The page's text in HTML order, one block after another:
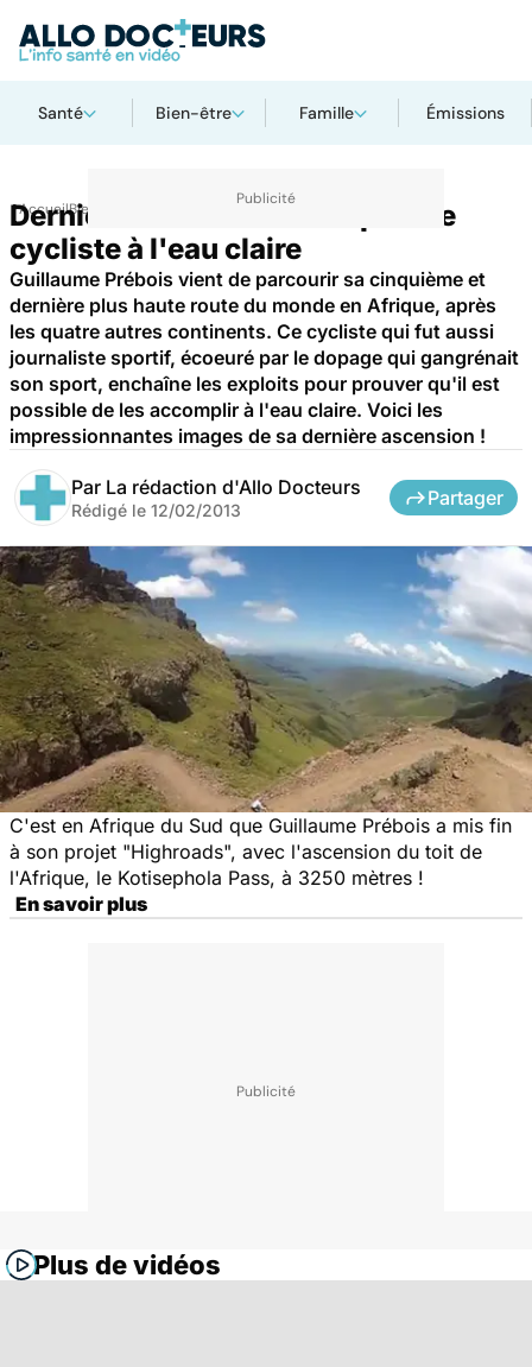
Santé Bien-être Famille Émissions
AccueilBien-être
Dernière très haute route pour le
cycliste à l'eau claire
Guillaume Prébois vient de parcourir sa cinquième et
dernière plus haute route du monde en Afrique, après
les quatre autres continents. Ce cycliste qui fut aussi
journaliste sportif, écoeuré par le dopage qui gangrénait
son sport, enchaîne les exploits pour prouver qu'il est
possible de les accomplir à l'eau claire. Voici les
impressionnantes images de sa dernière ascension !
Par La rédaction d'Allo Docteurs
Rédigé le 12/02/2013
Partager
C'est en Afrique du Sud que Guillaume Prébois a mis fin
à son projet "Highroads", avec l'ascension du toit de
l'Afrique, le Kotisephola Pass, à 3250 mètres !
En savoir plus
Plus de vidéos